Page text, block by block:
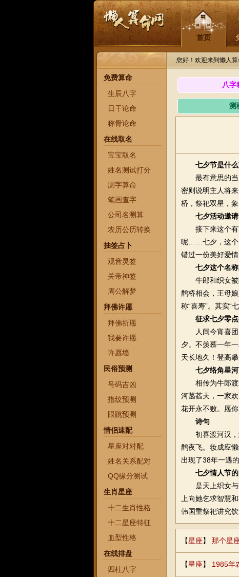
首页
您好！欢迎来到懒人
免费算命
生辰八字
日干论命
称骨论命
在线取名
宝宝取名
姓名测试打分
测字算命
笔画查字
公司名测算
农历公历转换
抽签占卜
观音灵签
关帝神签
周公解梦
拜佛许愿
拜佛祈愿
我要许愿
许愿墙
民俗预测
号码吉凶
指纹预测
眼跳预测
情侣速配
星座对对配
姓名关系配对
QQ缘分测试
生肖星座
十二生肖性格
十二星座特征
血型性格
在线排盘
四柱八字
八字
测
七夕节是什
最有意思的当
密则说明主人将
桥，祭祀双星，
七夕活动邀
接下来这个有
呢……七夕，这个
错过一份美好爱
七夕这个名
牛郎和织女被
鹊桥相会，王母
称“喜寿”。其实“
征求七夕零
人间今宵喜团
夕。不羡慕一年
天长地久！登高
七夕络角星
相传为牛郎渡
河菡萏天，一家
花开永不败。愿
诗句
初喜渡河汉，
鹊夜飞。妆成应
出现了38年一遇
七夕情人节
是天上织女与
上向她乞求智慧
韩国重祭祀讲究饮
【星座】 那个星
【星座】 1985年